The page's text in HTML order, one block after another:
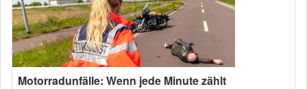
Motorradunfälle: Wenn jede Minute zählt